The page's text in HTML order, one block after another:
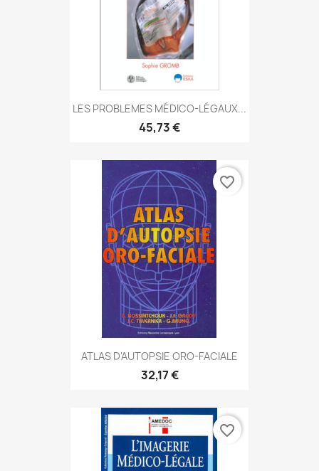
LES PROBLEMES MÉDICO-LÉGAUX...
45,73 €
ATLAS D'AUTOPSIE ORO-FACIALE
32,17 €
favorite_border
favorite_border